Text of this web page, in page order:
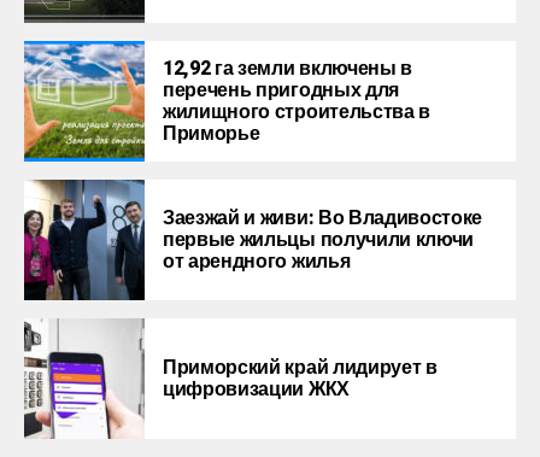
12,92 га земли включены в
перечень пригодных для
жилищного строительства в
Приморье
Заезжай и живи: Во Владивостоке
первые жильцы получили ключи
от арендного жилья
Приморский край лидирует в
цифровизации ЖКХ